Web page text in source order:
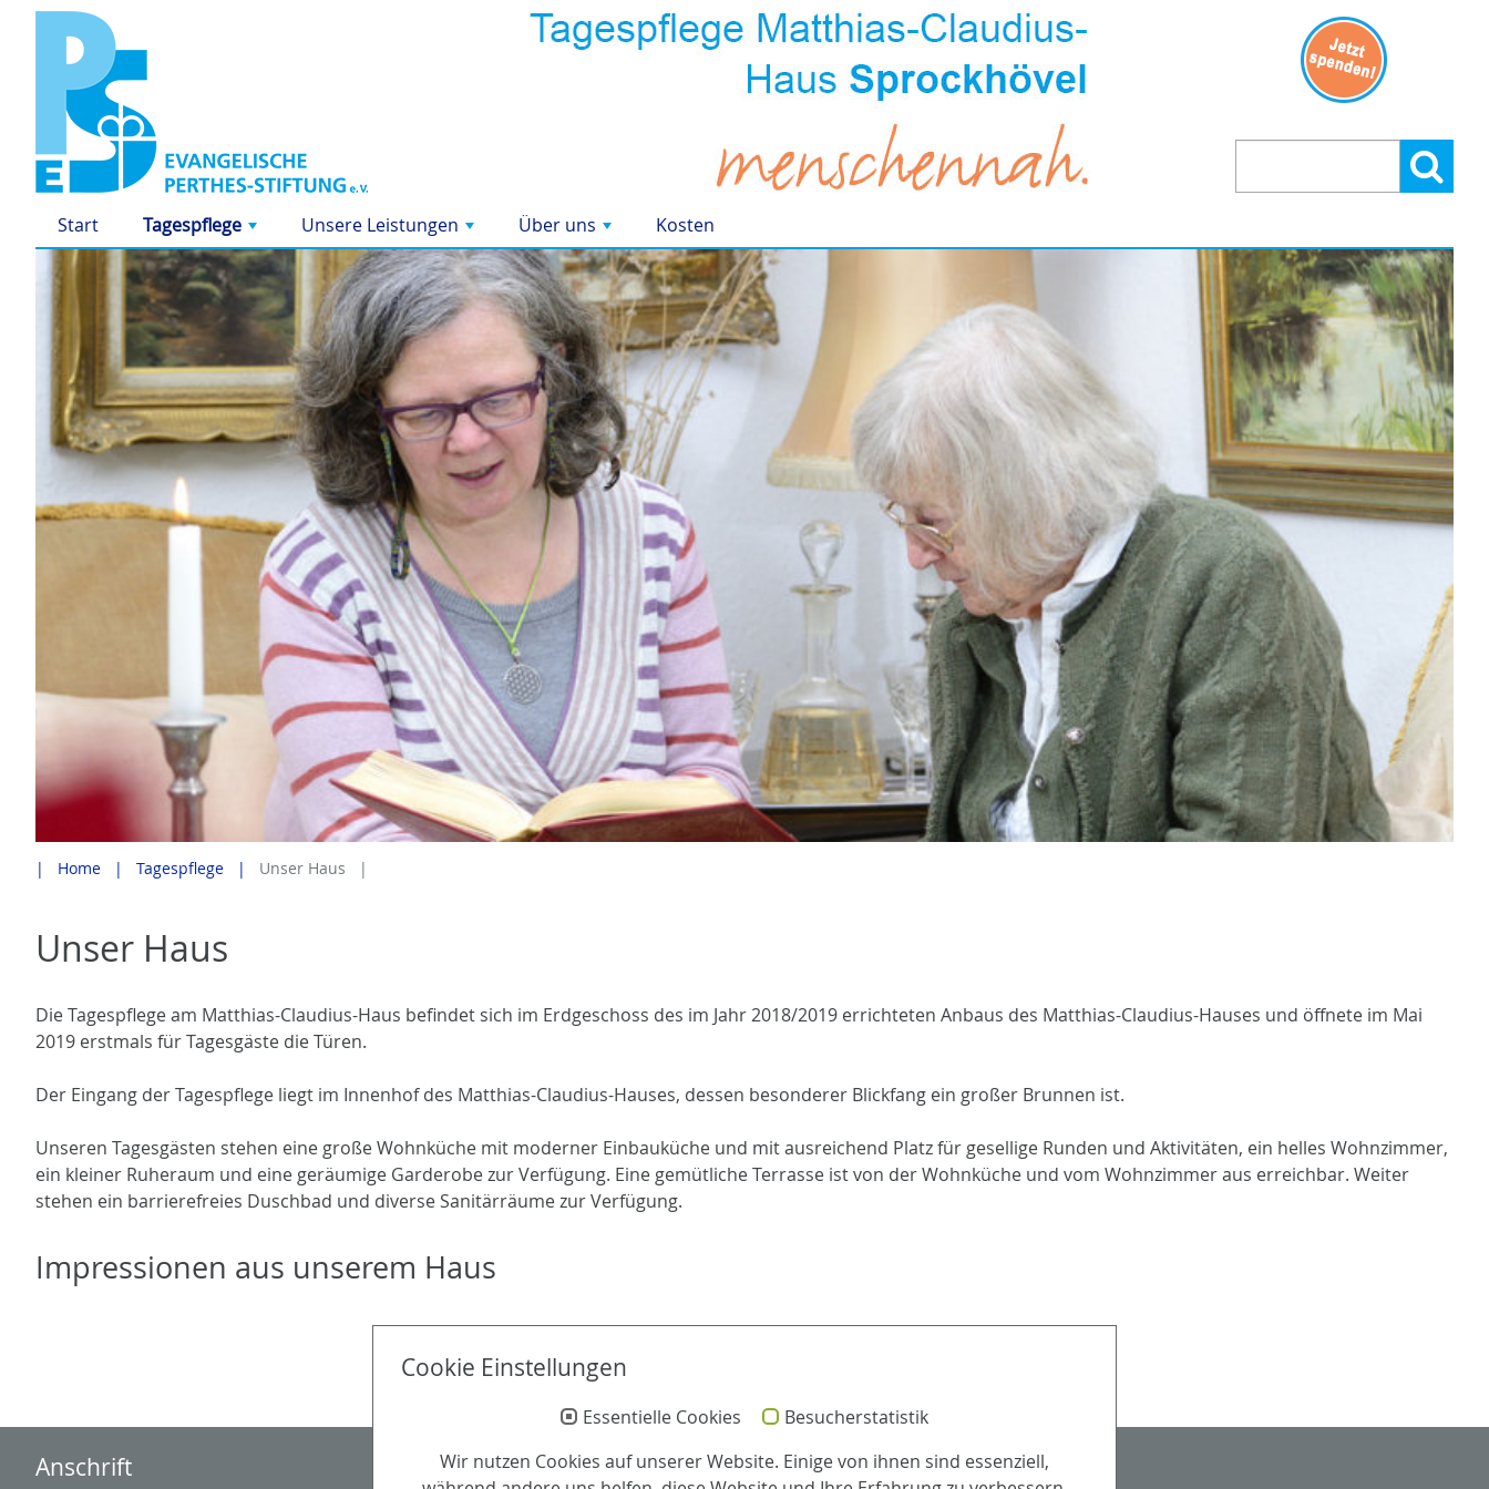
Suchen:
Start
+
Tagespflege
+
Unsere Leistungen
+
Über uns Kosten
Home Tagespflege Unser Haus
Unser Haus
Die Tagespflege am Matthias-Claudius-Haus befindet sich im Erdgeschoss des im Jahr 2018/2019 errichteten Anbaus des Matthias-Claudius-Hauses und öffnete im Mai
2019 erstmals für Tagesgäste die Türen.
Der Eingang der Tagespflege liegt im Innenhof des Matthias-Claudius-Hauses, dessen besonderer Blickfang ein großer Brunnen ist.
Unseren Tagesgästen stehen eine große Wohnküche mit moderner Einbauküche und mit ausreichend Platz für gesellige Runden und Aktivitäten, ein helles Wohnzimmer,
ein kleiner Ruheraum und eine geräumige Garderobe zur Verfügung. Eine gemütliche Terrasse ist von der Wohnküche und vom Wohnzimmer aus erreichbar. Weiter
stehen ein barrierefreies Duschbad und diverse Sanitärräume zur Verfügung.
Impressionen aus unserem Haus
Anschrift Leitung Partner
Cookie Einstellungen
Essentielle Cookies
Besucherstatistik
Wir nutzen Cookies auf unserer Website. Einige von ihnen sind essenziell,